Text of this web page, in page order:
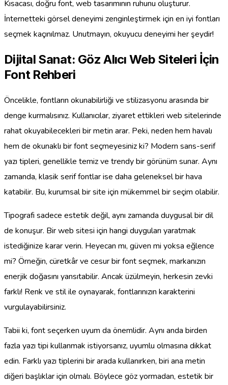
Kısacası, doğru font, web tasarımının ruhunu oluşturur.
İnternetteki görsel deneyimi zenginleştirmek için en iyi fontları
seçmek kaçınılmaz. Unutmayın, okuyucu deneyimi her şeydir!
Dijital Sanat: Göz Alıcı Web Siteleri İçin
Font Rehberi
Öncelikle, fontların okunabilirliği ve stilizasyonu arasında bir
denge kurmalısınız. Kullanıcılar, ziyaret ettikleri web sitelerinde
rahat okuyabilecekleri bir metin arar. Peki, neden hem havalı
hem de okunaklı bir font seçmeyesiniz ki? Modern sans-serif
yazı tipleri, genellikle temiz ve trendy bir görünüm sunar. Aynı
zamanda, klasik serif fontlar ise daha geleneksel bir hava
katabilir. Bu, kurumsal bir site için mükemmel bir seçim olabilir.
Tipografi sadece estetik değil, aynı zamanda duygusal bir dil
de konuşur. Bir web sitesi için hangi duyguları yaratmak
istediğinize karar verin. Heyecan mı, güven mi yoksa eğlence
mi? Örneğin, cüretkâr ve cesur bir font seçmek, markanızın
enerjik doğasını yansıtabilir. Ancak üzülmeyin, herkesin zevki
farklı! Renk ve stil ile oynayarak, fontlarınızın karakterini
vurgulayabilirsiniz.
Tabii ki, font seçerken uyum da önemlidir. Aynı anda birden
fazla yazı tipi kullanmak istiyorsanız, uyumlu olmasına dikkat
edin. Farklı yazı tiplerini bir arada kullanırken, biri ana metin
diğeri başlıklar için olmalı. Böylece göz yormadan, estetik bir